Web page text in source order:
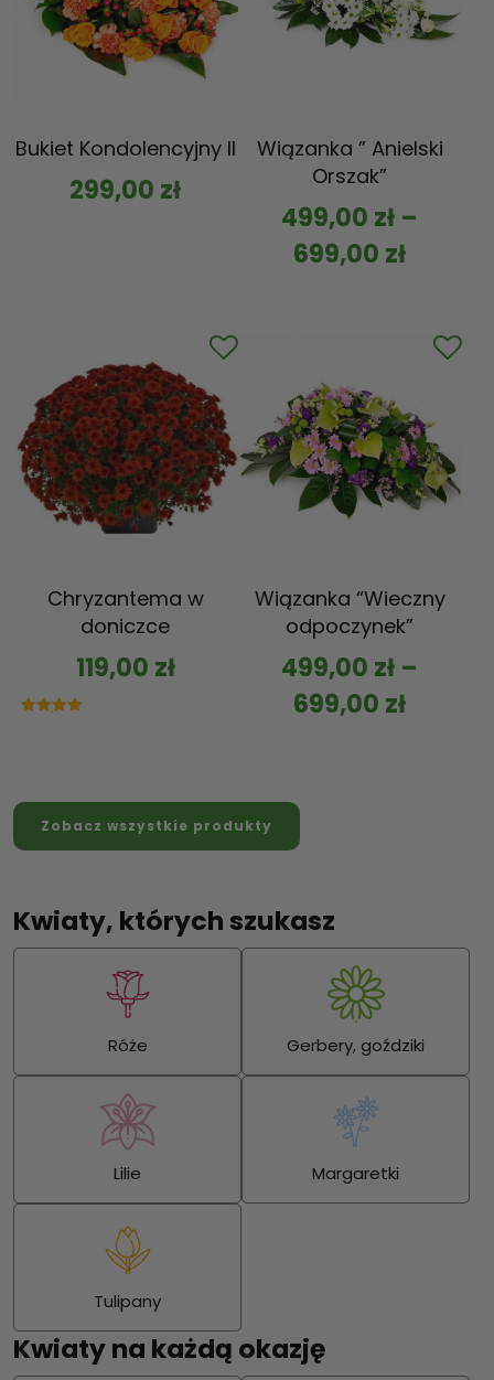
Bukiet Kondolencyjny II
299,00 zł
Wiązanka ” Anielski
Orszak”
499,00 zł –
699,00 zł
Chryzantema w
doniczce
119,00 zł
Wiązanka “Wieczny
odpoczynek”
499,00 zł –
699,00 zł
Zobacz wszystkie produkty
Kwiaty, których szukasz
Róże Gerbery, goździki
Lilie Margaretki
Tulipany
Kwiaty na każdą okazję